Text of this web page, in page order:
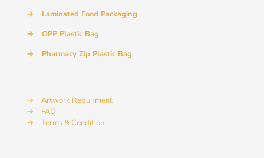
→
Laminated Food Packaging
→
OPP Plastic Bag
→
Pharmacy Zip Plastic Bag
→
Artwork Requirment
→
FAQ
→
Terms & Condition